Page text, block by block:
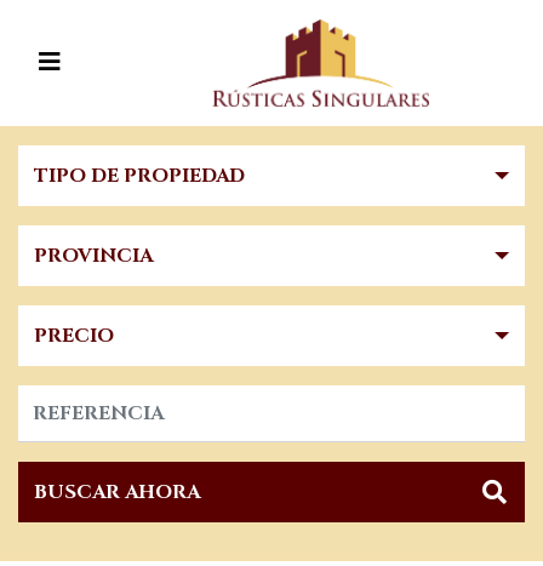
TIPO DE PROPIEDAD
PROVINCIA
PRECIO
BUSCAR AHORA